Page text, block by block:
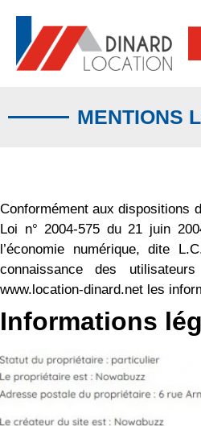
MENTIONS
Conformément aux dispositions
Loi n° 2004-575 du 21 juin
l’économie numérique, dite
connaissance des
www.location-dinard.net les
Informations